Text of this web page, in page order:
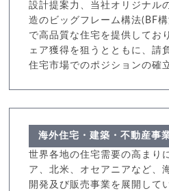
設計提案力、当社オリジナル
造のビッグフレーム構法(BF
で高品質な住宅を提供してお
ェア獲得を狙うとともに、請
住宅市場でのポジションの確
海外住宅・建築・不動産事
世界各地の住宅需要の高まり
ア、北米、オセアニアなど、
開発及び販売事業を展開して